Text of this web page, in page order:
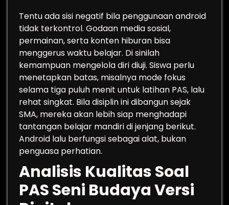
Tentu ada sisi negatif bila penggunaan android
tidak terkontrol. Godaan media sosial,
permainan, serta konten hiburan bisa
menggerus waktu belajar. Di sinilah
kemampuan mengelola diri diuji. Siswa perlu
menetapkan batas, misalnya mode fokus
selama tiga puluh menit untuk latihan PAS, lalu
rehat singkat. Bila disiplin ini dibangun sejak
SMA, mereka akan lebih siap menghadapi
tantangan belajar mandiri di jenjang berikut.
Android lalu berfungsi sebagai alat, bukan
penguasa perhatian.
Analisis Kualitas Soal
PAS Seni Budaya Versi